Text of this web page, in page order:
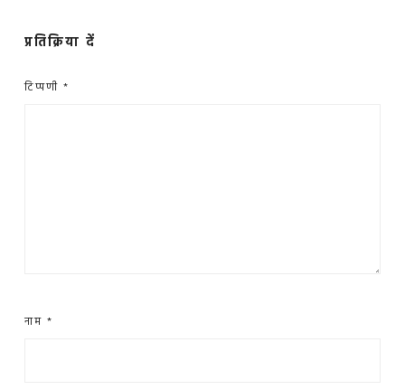
प्रतिक्रिया दें
टिप्पणी *
नाम *